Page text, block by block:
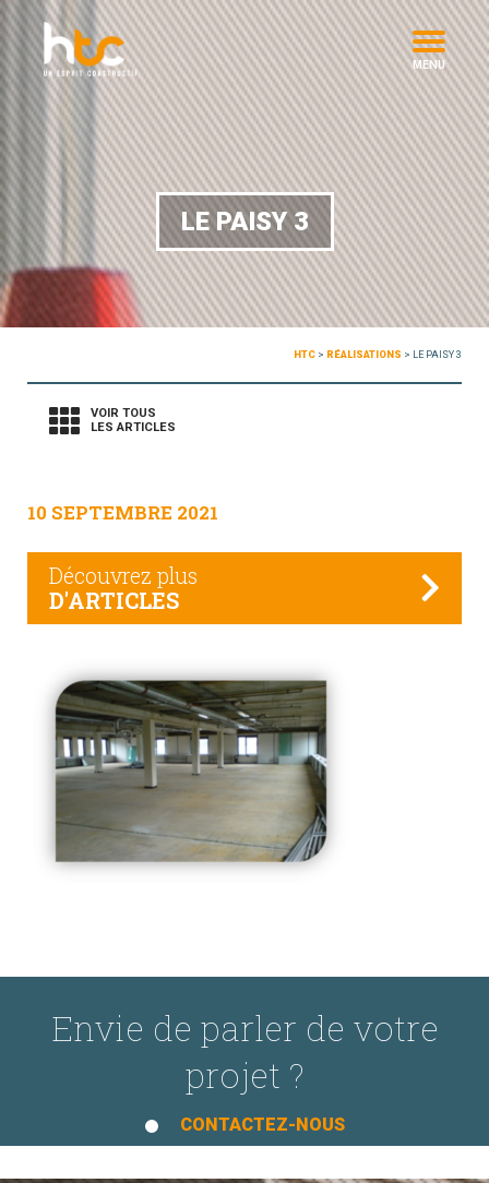
MENU
LE PAISY 3
HTC > RÉALISATIONS > LE PAISY 3
VOIR TOUS
LES ARTICLES
10 SEPTEMBRE 2021
Découvrez plus
D'ARTICLES
Envie de parler de votre
projet ?
CONTACTEZ-NOUS